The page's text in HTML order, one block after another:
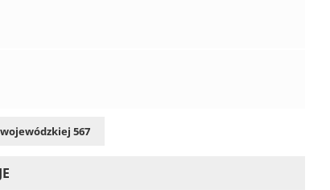
567